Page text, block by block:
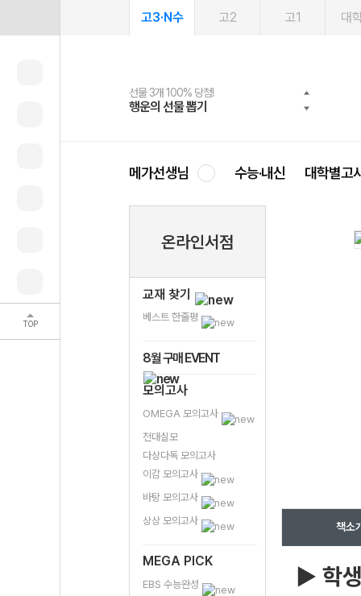
TOP
고3·N수 고2 고1 대
선물 3개 100% 당첨!
행운의 선물 뽑기
선물 100% 증정!
메가스터디 X 올리브
여름방학 스터디 캐시백
메가런 썸머스쿨
2027 러셀 단과
강사 공개선발
스마트러닝앱
설문 EVENT
메가패스
3일 무료 체험권
메가패스 수강생 무료혜택!
메가클럽 멤버십
사회공헌 캠페인
희망이룸 메가나눔
메가선생님 수능·내신 대학별고
온라인서점
교재 찾기
베스트 한줄평
8월 구매 EVENT
모의고사
OMEGA 모의고사
전대실모
다상다독 모의고사
이감 모의고사
바탕 모의고사
상상 모의고사
MEGA PICK
EBS 수능완성
책소
▶ 학